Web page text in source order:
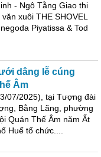
- Ngô Tằng Giao thi
xuôi THE SHOVEL
Piyatissa & Tod
dâng lễ cúng
Âm
07/2025), tại Tượng đài
Bằng Lãng, phường
Quán Thế Âm năm Ất
Huế tổ chức....